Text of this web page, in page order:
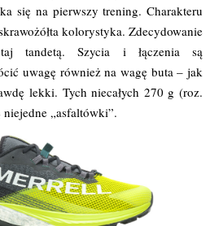
się na pierwszy trening. Charakteru
kolorystyka. Zdecydowanie
tandetą. Szycia i łączenia są
uwagę również na wagę buta – jak
lekki. Tych niecałych 270 g (roz.
„asfaltówki”.